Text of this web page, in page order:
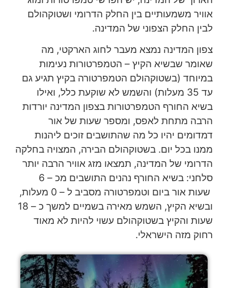
אוויר משמעותיים בין החלק הדרומי ושטוקהולם
לבין החלק הצפוני של המדינה.
צפון המדינה נמצא מעבר לחוג הארקטי, מה
שאומר שבשיא הקיץ – הטמפרטורות נעימות
במיוחד (בשטוקהולם הטמפרטורה בקיץ תגיע גם
עד 35 מעלות) והשמש לא שוקעת כלל, ואילו
בשיא החורף הטמפרטורות בצפון המדינה יורדות
הרבה מתחת לאפס, ומספר שעות של אור
דמדומים יהיו כל מה שהתושבים זוכים ליהנות
ממנו בכל יום. בשטוקהולם הבירה, המצויה בחלקה
הדרומי של המדינה, תמצאו מזג אוויר הרבה יותר
סלחני: בשיא החורף נהנים התושבים מכ – 6
שעות אור ביום וטמפרטורה מסביב ל – 0 מעלות,
ובשיא הקיץ, השמש מאירה בשמיים למשך כ – 18
שעות והקיץ בשטוקהולם עשוי להיות לא מאוד
רחוק מזה הישראלי.